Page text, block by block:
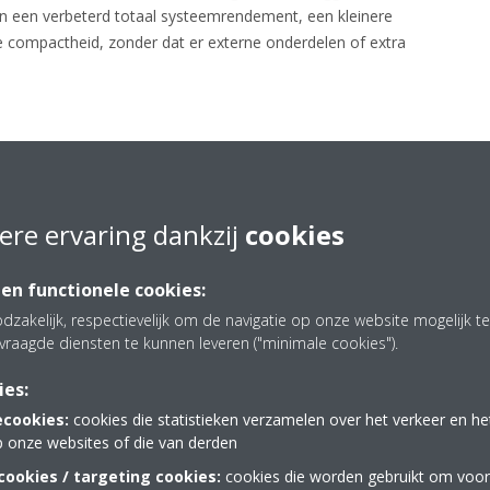
een verbeterd totaal systeemrendement, een kleinere
zonder dat er externe onderdelen of extra
prestaties in alle seizoenen
elementen met directe expansie en wordt gecombineerd met
een hoog energierendement en een betrouwbare werking. Het
aan en zorgt zo voor een stabiel comfort onder uiteenlopende
de flexibiliteit is het geschikt voor zowel nieuwe installaties als
regeling en schaalbare
of een optionele BRC1H-
ervaring dankzij cookies
functionele cookies:
respectievelijk om de navigatie op onze website mogelijk
diensten te kunnen leveren ("minimale cookies").
cookies die statistieken verzamelen over het verkeer en
onze websites of die van derden
/ targeting cookies: cookies die worden gebruikt om